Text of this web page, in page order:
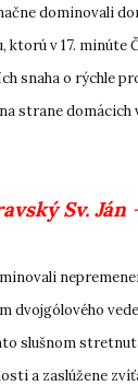
dominovali
ktorú v 17. minúte
snaha o rýchle
strane domácich
Sv. Ján
dvojgólového
slušnom
a zaslúžene